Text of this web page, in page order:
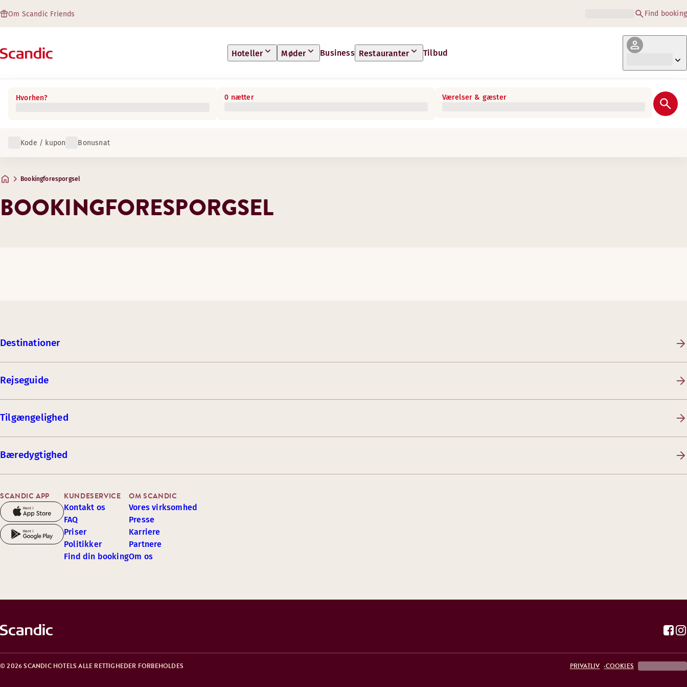
Om Scandic Friends Find booking
Hoteller Møder Business Restauranter Tilbud
Hvorhen? 0 nætter Værelser & gæster
Kode / kupon Bonusnat
Bookingforesporgsel
BOOKINGFORESPORGSEL
Destinationer
Rejseguide
Tilgængelighed
Bæredygtighed
SCANDIC APP KUNDESERVICE
Kontakt os
FAQ
Priser
Politikker
Find din booking
OM SCANDIC
Vores virksomhed
Presse
Karriere
Partnere
Om os
© 2026 SCANDIC HOTELS ALLE RETTIGHEDER FORBEHOLDES PRIVATLIV COOKIES